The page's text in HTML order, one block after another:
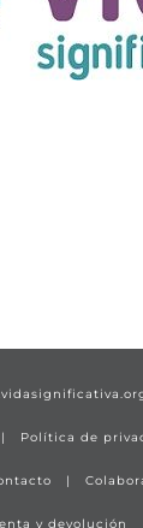
Política de
|
y devolución